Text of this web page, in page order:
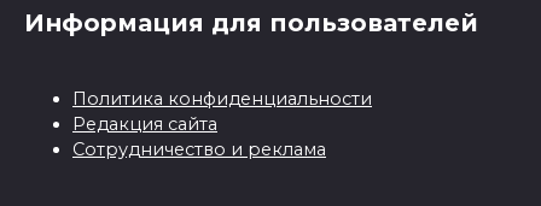
Информация для пользователей
Политика конфиденциальности
Редакция сайта
Сотрудничество и реклама